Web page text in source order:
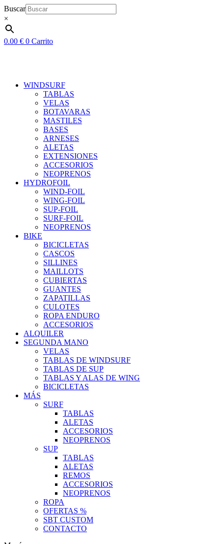
Ir
al
contenido
Buscar
×
0.00 € 0 Carrito
WINDSURF
TABLAS
VELAS
BOTAVARAS
MASTILES
BASES
ARNESES
ALETAS
EXTENSIONES
ACCESORIOS
NEOPRENOS
HYDROFOIL
WIND-FOIL
WING-FOIL
SUP-FOIL
SURF-FOIL
NEOPRENOS
BIKE
BICICLETAS
CASCOS
SILLINES
MAILLOTS
CUBIERTAS
GUANTES
ZAPATILLAS
CULOTES
ROPA ENDURO
ACCESORIOS
ALQUILER
SEGUNDA MANO
VELAS
TABLAS DE WINDSURF
TABLAS DE SUP
TABLAS Y ALAS DE WING
BICICLETAS
MÁS
SURF
TABLAS
ALETAS
ACCESORIOS
NEOPRENOS
SUP
TABLAS
ALETAS
REMOS
ACCESORIOS
NEOPRENOS
ROPA
OFERTAS %
SBT CUSTOM
CONTACTO